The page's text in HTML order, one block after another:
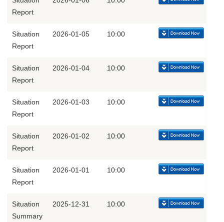
Report
Situation
Report
2026-01-05 10:00
Situation
Report
2026-01-04 10:00
Situation
Report
2026-01-03 10:00
Situation
Report
2026-01-02 10:00
Situation
Report
2026-01-01 10:00
Situation
Summary
2025-12-31 10:00